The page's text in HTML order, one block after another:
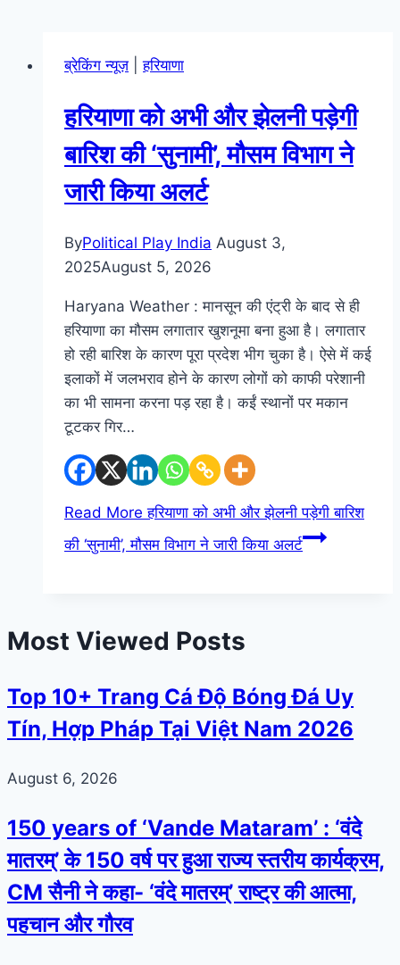
ब्रेकिंग न्यूज़|हरियाणा
हरियाणा को अभी और झेलनी पड़ेगी
बारिश की ‘सुनामी’, मौसम विभाग ने
जारी किया अलर्ट
ByPolitical Play India August 3,
2025August 5, 2026
Haryana Weather : मानसून की एंट्री के बाद से ही
हरियाणा का मौसम लगातार खुशनूमा बना हुआ है। लगातार
हो रही बारिश के कारण पूरा प्रदेश भीग चुका है। ऐसे में कई
इलाकों में जलभराव होने के कारण लोगों को काफी परेशानी
का भी सामना करना पड़ रहा है। कईं स्थानों पर मकान
टूटकर गिर…
Read More हरियाणा को अभी और झेलनी पड़ेगी बारिश
की ‘सुनामी’, मौसम विभाग ने जारी किया अलर्ट
Most Viewed Posts
Top 10+ Trang Cá Độ Bóng Đá Uy
Tín, Hợp Pháp Tại Việt Nam 2026
August 6, 2026
150 years of ‘Vande Mataram’ : ‘वंदे
मातरम्’ के 150 वर्ष पर हुआ राज्य स्तरीय कार्यक्रम,
CM सैनी ने कहा- ‘वंदे मातरम्’ राष्ट्र की आत्मा,
पहचान और गौरव